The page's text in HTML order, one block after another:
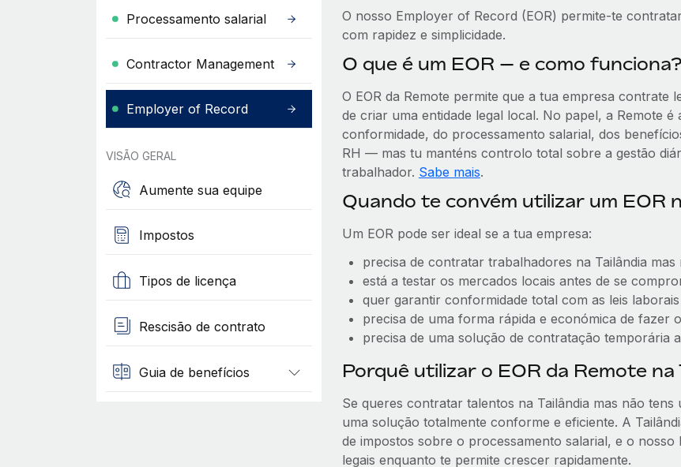
Processamento salarial
Contractor Management
Employer of Record
VISÃO GERAL
Aumente sua equipe
Impostos
Tipos de licença
Rescisão de contrato
Guia de benefícios
O nosso Employer of Record (EOR) permite-te
com rapidez e simplicidade.
O que é um EOR — e como funciona?
O EOR da Remote permite que a tua empresa contrate
de criar uma entidade legal local. No papel, a Remote
conformidade, do processamento salarial, dos
RH — mas tu manténs controlo total sobre a gestão
trabalhador. Sabe mais.
Quando te convém utilizar um EOR
Um EOR pode ser ideal se a tua empresa:
precisa de contratar trabalhadores na Tailândia
está a testar os mercados locais antes de se
quer garantir conformidade total com as leis
precisa de uma forma rápida e económica de fazer
precisa de uma solução de contratação temporária
Porquê utilizar o EOR da Remote na
Se queres contratar talentos na Tailândia mas não
uma solução totalmente conforme e eficiente. A
de impostos sobre o processamento salarial, e o nosso
legais enquanto te permite crescer rapidamente.